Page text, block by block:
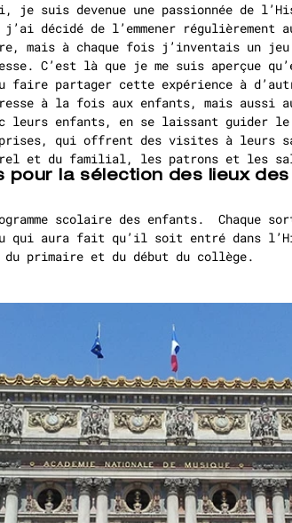
je suis devenue une passionnée de
décidé de l’emmener régulièrement
mais à chaque fois j’inventais un
C’est là que je me suis aperçue
faire partager cette expérience à
à la fois aux enfants, mais aussi
leurs enfants, en se laissant guider le
qui offrent des visites à leurs
et du familial, les patrons et les
pour la sélection des lieux
scolaire des enfants. Chaque
qui aura fait qu’il soit entré dans
primaire et du début du collège.